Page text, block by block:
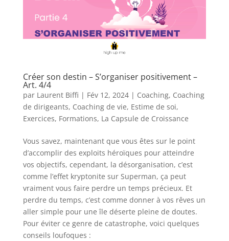
Créer son destin – S’organiser positivement –
Art. 4/4
par Laurent Biffi | Fév 12, 2024| Coaching, Coaching
de dirigeants, Coaching de vie, Estime de soi,
Exercices, Formations, La Capsule de Croissance
Vous savez, maintenant que vous êtes sur le point
d’accomplir des exploits héroïques pour atteindre
vos objectifs, cependant, la désorganisation, c’est
comme l’effet kryptonite sur Superman, ça peut
vraiment vous faire perdre un temps précieux. Et
perdre du temps, c’est comme donner à vos rêves un
aller simple pour une île déserte pleine de doutes.
Pour éviter ce genre de catastrophe, voici quelques
conseils loufoques :